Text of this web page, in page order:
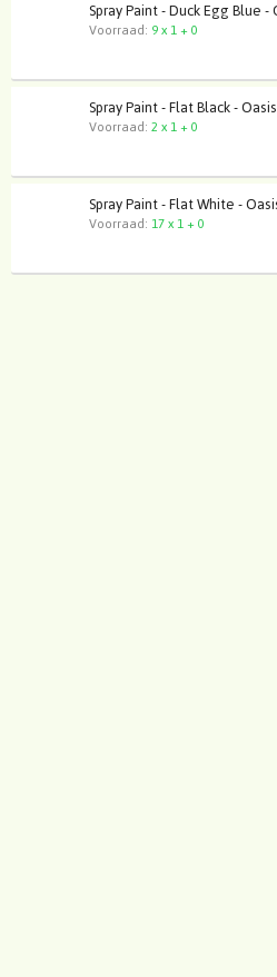
Spray Paint - Duck Egg Blue -
Voorraad: 9 x 1 + 0
Spray Paint - Flat Black - Oasis
Voorraad: 2 x 1 + 0
Spray Paint - Flat White -
Voorraad: 17 x 1 + 0